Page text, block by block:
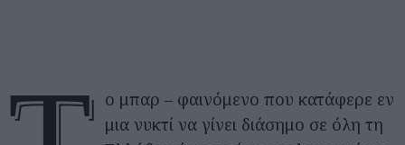
ο μπαρ – φαινόμενο που κατάφερε εν
μια νυκτί να γίνει διάσημο σε όλη τη